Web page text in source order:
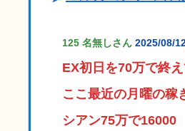
125 名無しさん 2025/08/
EX初日を70万で終
ここ最近の月曜の稼
シアン75万で16000